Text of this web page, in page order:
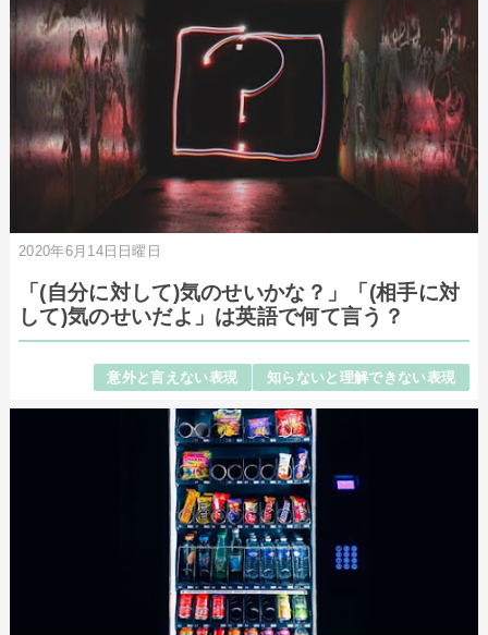
2020年6月14日日曜日
「(自分に対して)気のせいかな？」「(相手に対
して)気のせいだよ」は英語で何て言う？
意外と言えない表現 知らないと理解できない表現